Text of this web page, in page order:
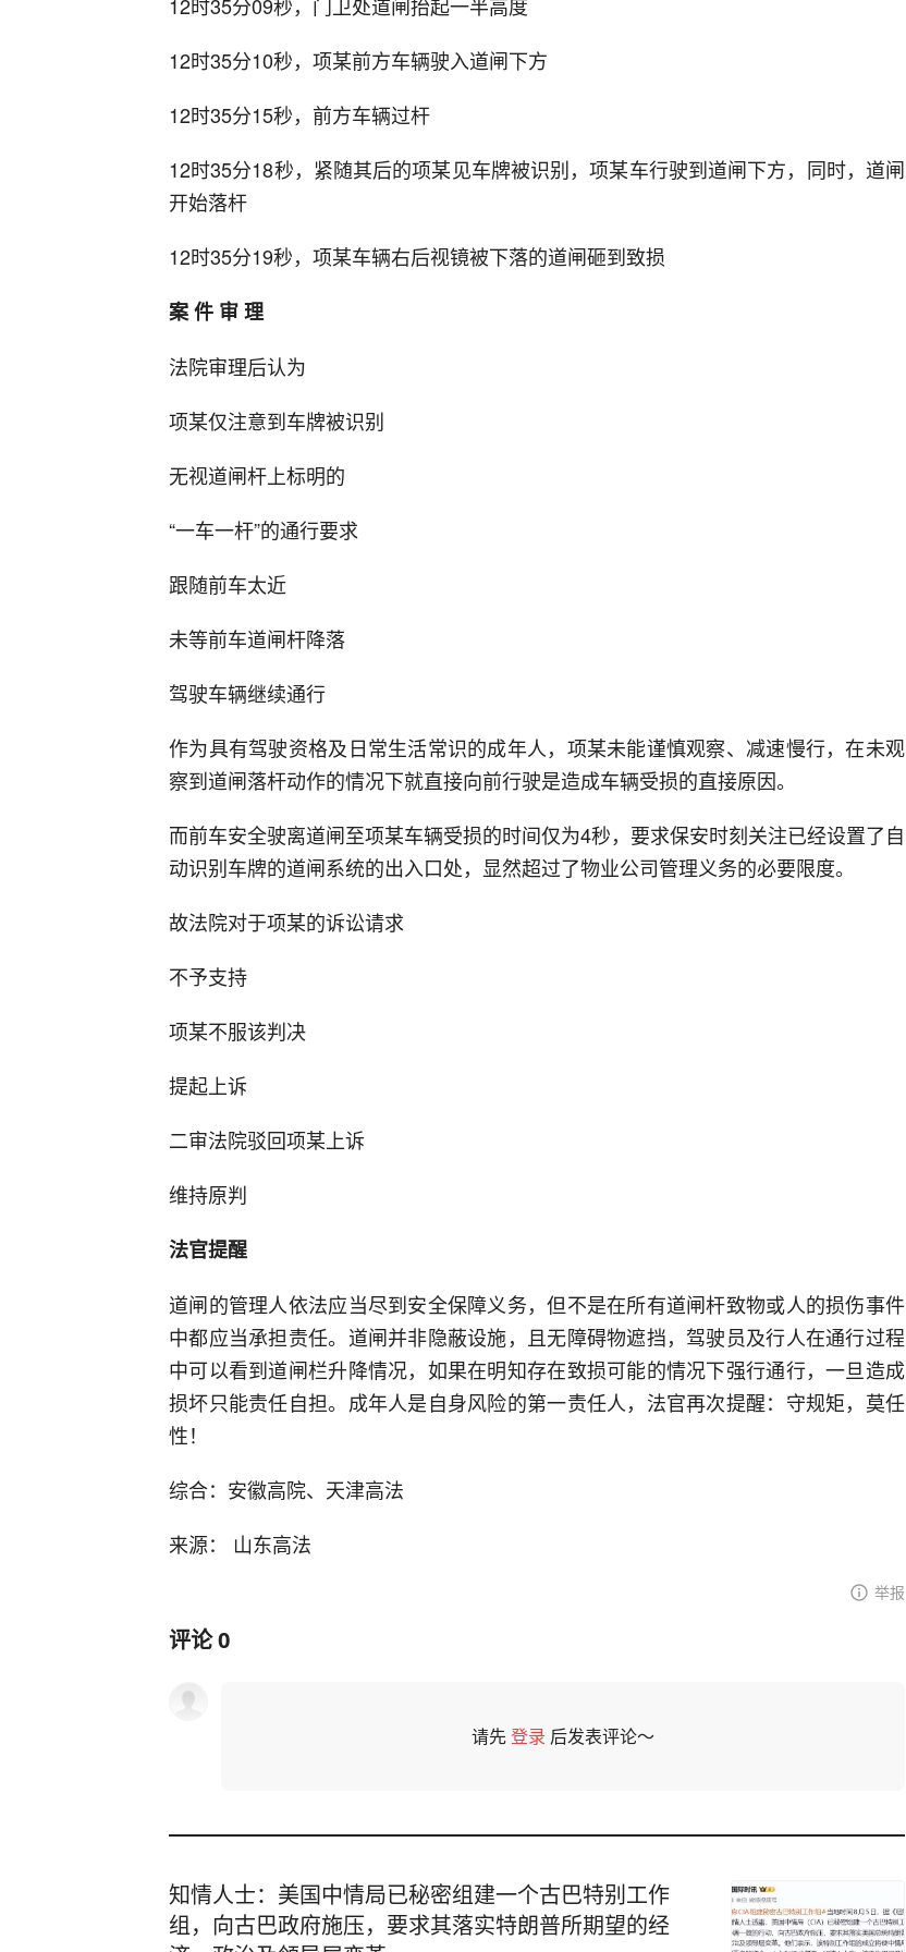
12时35分10秒，项某前方车辆驶入道闸下方
12时35分15秒，前方车辆过杆
12时35分18秒，紧随其后的项某见车牌被识别，项某车行驶到道闸下方，同时，道闸
开始落杆
12时35分19秒，项某车辆右后视镜被下落的道闸砸到致损
案 件 审 理
法院审理后认为
项某仅注意到车牌被识别
无视道闸杆上标明的
“一车一杆”的通行要求
跟随前车太近
未等前车道闸杆降落
驾驶车辆继续通行
作为具有驾驶资格及日常生活常识的成年人，项某未能谨慎观察、减速慢行，在未观
察到道闸落杆动作的情况下就直接向前行驶是造成车辆受损的直接原因。
而前车安全驶离道闸至项某车辆受损的时间仅为4秒，要求保安时刻关注已经设置了自
动识别车牌的道闸系统的出入口处，显然超过了物业公司管理义务的必要限度。
故法院对于项某的诉讼请求
不予支持
项某不服该判决
提起上诉
二审法院驳回项某上诉
维持原判
法官提醒
道闸的管理人依法应当尽到安全保障义务，但不是在所有道闸杆致物或人的损伤事件
中都应当承担责任。道闸并非隐蔽设施，且无障碍物遮挡，驾驶员及行人在通行过程
中可以看到道闸栏升降情况，如果在明知存在致损可能的情况下强行通行，一旦造成
损坏只能责任自担。成年人是自身风险的第一责任人，法官再次提醒：守规矩，莫任
性！
综合：安徽高院、天津高法
来源： 山东高法
举报
评论0
请先登录 后发表评论～
知情人士：美国中情局已秘密组建一个古巴特别工作
组，向古巴政府施压，要求其落实特朗普所期望的经